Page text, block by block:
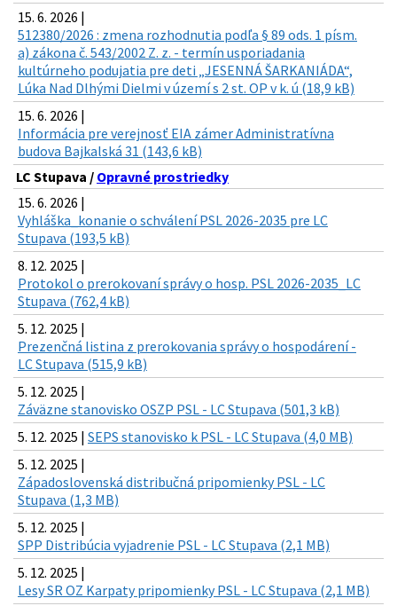
15. 6. 2026 |
512380/2026 : zmena rozhodnutia podľa § 89 ods. 1 písm.
a) zákona č. 543/2002 Z. z. - termín usporiadania
kultúrneho podujatia pre deti „JESENNÁ ŠARKANIÁDA“,
Lúka Nad Dlhými Dielmi v území s 2 st. OP v k. ú (18,9 kB)
15. 6. 2026 |
Informácia pre verejnosť EIA zámer Administratívna
budova Bajkalská 31 (143,6 kB)
LC Stupava / Opravné prostriedky
15. 6. 2026 |
Vyhláška_konanie o schválení PSL 2026-2035 pre LC
Stupava (193,5 kB)
8. 12. 2025 |
Protokol o prerokovaní správy o hosp. PSL 2026-2035_LC
Stupava (762,4 kB)
5. 12. 2025 |
Prezenčná listina z prerokovania správy o hospodárení -
LC Stupava (515,9 kB)
5. 12. 2025 |
Záväzne stanovisko OSZP PSL - LC Stupava (501,3 kB)
5. 12. 2025 | SEPS stanovisko k PSL - LC Stupava (4,0 MB)
5. 12. 2025 |
Západoslovenská distribučná pripomienky PSL - LC
Stupava (1,3 MB)
5. 12. 2025 |
SPP Distribúcia vyjadrenie PSL - LC Stupava (2,1 MB)
5. 12. 2025 |
Lesy SR OZ Karpaty pripomienky PSL - LC Stupava (2,1 MB)